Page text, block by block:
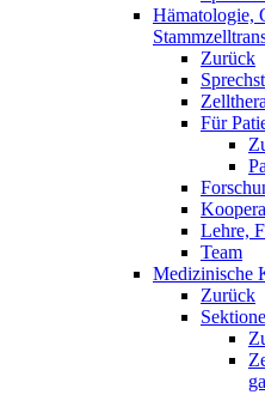
Hämatologie,
Zurück
Für
Lehre,
Team
Medizinische
Zurück